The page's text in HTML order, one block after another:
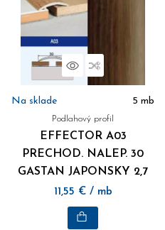
NáhľadPorovnať
Na sklade 5 mb
Podlahový profil
EFFECTOR A03
PRECHOD. NALEP. 30
GASTAN JAPONSKY 2,7
M
11,55 € / mb